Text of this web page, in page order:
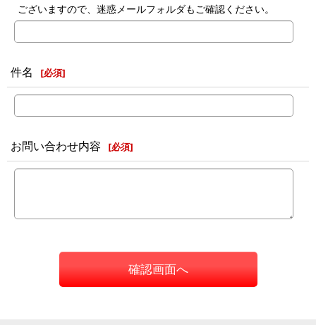
ございますので、迷惑メールフォルダもご確認ください。
件名 [必須]
お問い合わせ内容 [必須]
確認画面へ